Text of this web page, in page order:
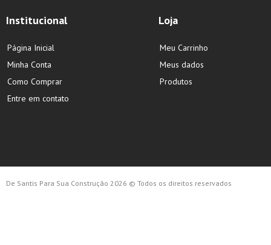
Institucional
Página Inicial
Minha Conta
Como Comprar
Entre em contato
Loja
Meu Carrinho
Meus dados
Produtos
De Santis Para Sua Construção 2026 © Todos os direitos reservados